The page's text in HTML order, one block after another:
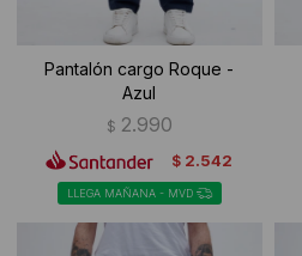
Pantalón cargo Roque -
Azul
$ 2.990
$ 2.542
LLEGA MAÑANA - MVD